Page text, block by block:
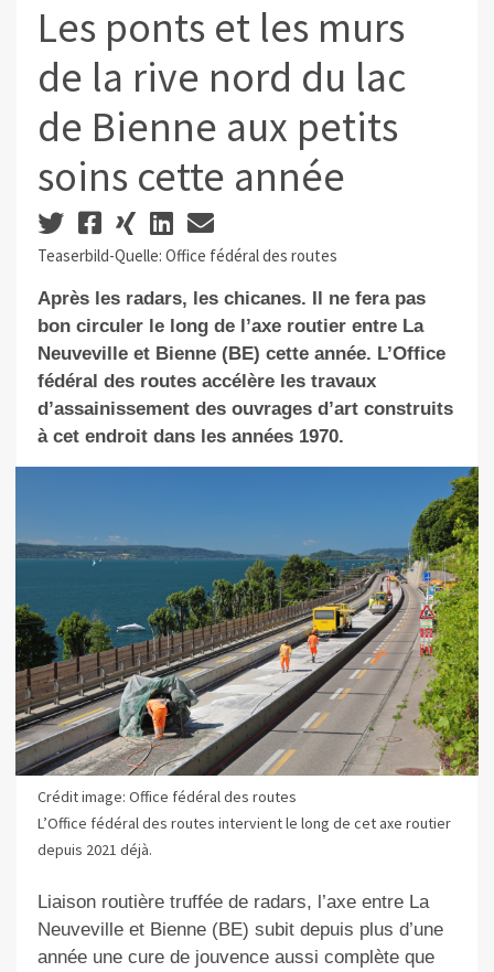
Les ponts et les murs
de la rive nord du lac
de Bienne aux petits
soins cette année
Teaserbild-Quelle: Office fédéral des routes
Après les radars, les chicanes. Il ne fera pas
bon circuler le long de l’axe routier entre La
Neuveville et Bienne (BE) cette année. L’Office
fédéral des routes accélère les travaux
d’assainissement des ouvrages d’art construits
à cet endroit dans les années 1970.
Crédit image: Office fédéral des routes
L’Office fédéral des routes intervient le long de cet axe routier
depuis 2021 déjà.
Liaison routière truffée de radars, l’axe entre La
Neuveville et Bienne (BE) subit depuis plus d’une
année une cure de jouvence aussi complète que